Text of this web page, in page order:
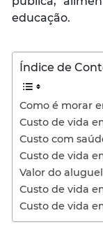
educação.
Índice de
Como é morar
Custo de vida
Custo com
Custo de vida
Valor do
Custo de vida
Custo de vida